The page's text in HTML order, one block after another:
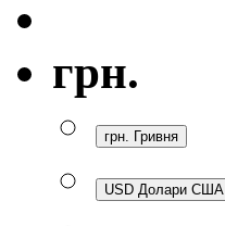
грн.
грн. Гривня
USD Долари США